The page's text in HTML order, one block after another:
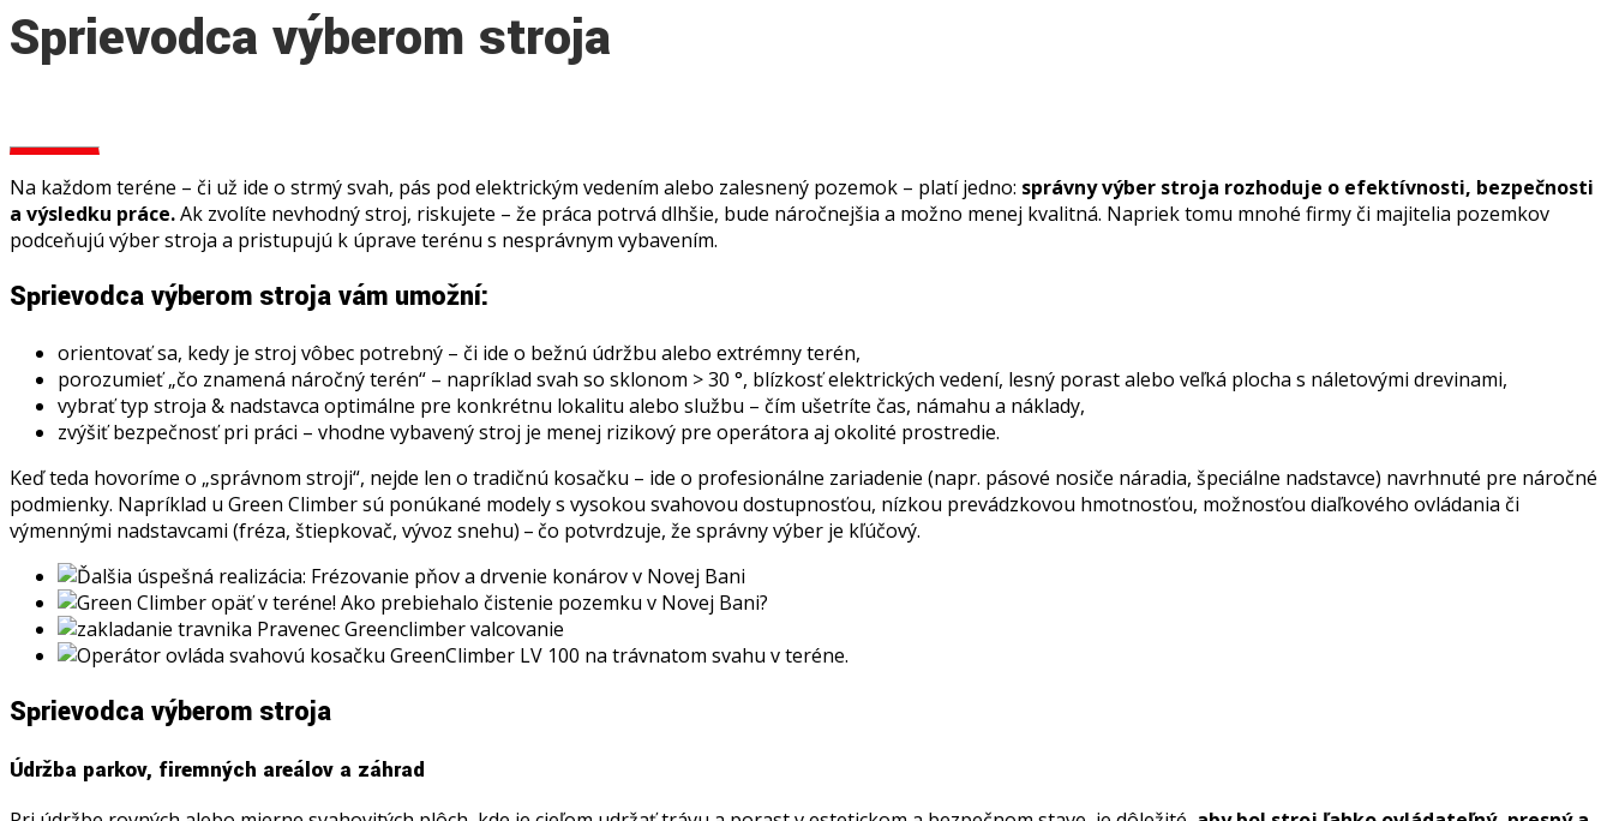
Sprievodca výberom stroja
Na každom teréne – či už ide o strmý svah, pás pod elektrickým vedením alebo zalesnený pozemok – platí jedno: správny výber stroja rozhoduje o efektívnosti, bezpečnosti
a výsledku práce.Ak zvolíte nevhodný stroj, riskujete – že práca potrvá dlhšie, bude náročnejšia a možno menej kvalitná. Napriek tomu mnohé firmy či majitelia pozemkov
podceňujú výber stroja a pristupujú k úprave terénu s nesprávnym vybavením.
Sprievodca výberom stroja vám umožní:
orientovať sa, kedy je stroj vôbec potrebný – či ide o bežnú údržbu alebo extrémny terén,
porozumieť „čo znamená náročný terén“ – napríklad svah so sklonom > 30 °, blízkosť elektrických vedení, lesný porast alebo veľká plocha s náletovými drevinami,
vybrať typ stroja & nadstavca optimálne pre konkrétnu lokalitu alebo službu – čím ušetríte čas, námahu a náklady,
zvýšiť bezpečnosť pri práci – vhodne vybavený stroj je menej rizikový pre operátora aj okolité prostredie.
Keď teda hovoríme o „správnom stroji“, nejde len o tradičnú kosačku – ide o profesionálne zariadenie (napr. pásové nosiče náradia, špeciálne nadstavce) navrhnuté pre náročné
podmienky. Napríklad u Green Climber sú ponúkané modely s vysokou svahovou dostupnosťou, nízkou prevádzkovou hmotnosťou, možnosťou diaľkového ovládania či
výmennými nadstavcami (fréza, štiepkovač, vývoz snehu) – čo potvrdzuje, že správny výber je kľúčový.
Sprievodca výberom stroja
Údržba parkov, firemných areálov a záhrad